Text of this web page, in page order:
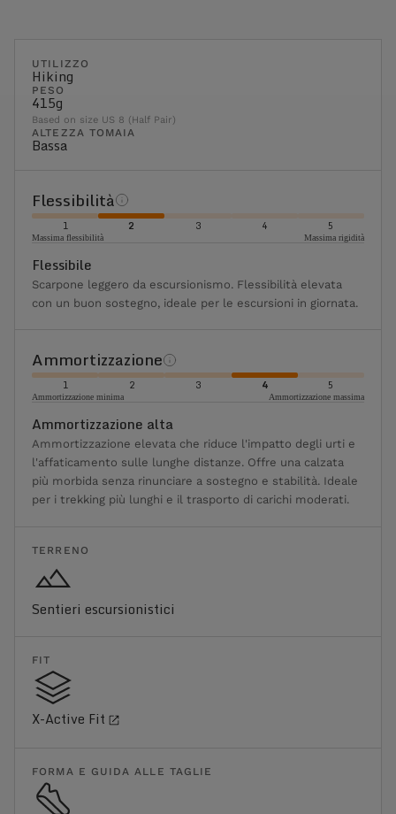
UTILIZZO
Hiking
PESO
415g
Based on size US 8 (Half Pair)
ALTEZZA TOMAIA
Bassa
Flessibilità
1 2 3 4 5
Massima flessibilità Massima rigidità
Flessibile
Scarpone leggero da escursionismo. Flessibilità elevata
con un buon sostegno, ideale per le escursioni in giornata.
Ammortizzazione
1 2 3 4 5
Ammortizzazione minima Ammortizzazione massima
Ammortizzazione alta
Ammortizzazione elevata che riduce l'impatto degli urti e
l'affaticamento sulle lunghe distanze. Offre una calzata
più morbida senza rinunciare a sostegno e stabilità. Ideale
per i trekking più lunghi e il trasporto di carichi moderati.
TERRENO
Sentieri escursionistici
FIT
X-Active Fit
FORMA E GUIDA ALLE TAGLIE